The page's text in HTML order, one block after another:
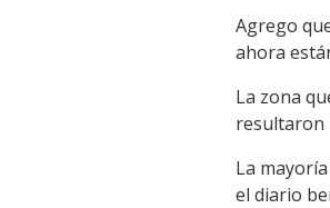
Agrego
ahora
La zona
resultaron
La
el diario